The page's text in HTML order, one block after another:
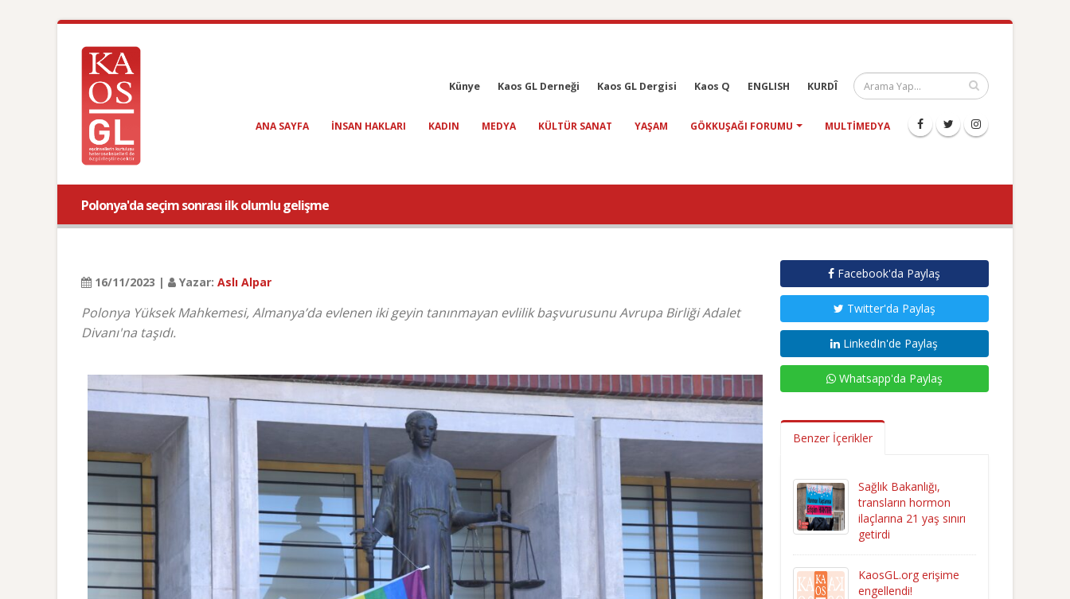
Künye Kaos GL Derneği Kaos GL Dergisi Kaos Q ENGLISH KURDÎ
ANA SAYFA INSAN HAKLARI KADIN MEDYA KÜLTÜR SANAT YAŞAM GÖKKUŞAĞI FORUMU MULTIMEDYA
Polonya'da seçim sonrası ilk olumlu gelişme
16/11/2023 | Yazar: Aslı Alpar
Polonya Yüksek Mahkemesi, Almanya’da evlenen iki geyin tanınmayan evlilik başvurusunu Avrupa Birliği Adalet
Divanı'na taşıdı.
Facebook'da Paylaş
Twitter'da Paylaş
LinkedIn'de Paylaş
Whatsapp'da Paylaş
Benzer İçerikler
Sağlık Bakanlığı,
transların hormon
ilaçlarına 21 yaş sınırı
getirdi
KaosGL.org erişime
engellendi!